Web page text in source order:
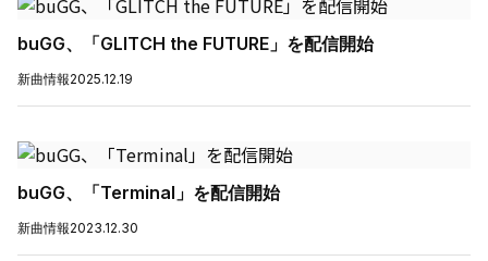
buGG、「GLITCH the FUTURE」を配信開始
新曲情報2025.12.19
buGG、「Terminal」を配信開始
新曲情報2023.12.30